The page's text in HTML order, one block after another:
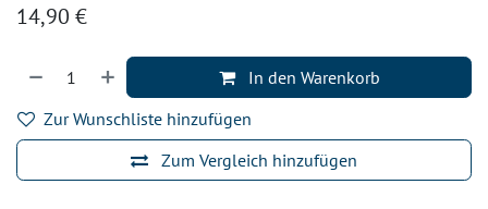
14,90 €
In den Warenkorb
Zum Vergleich hinzufügen
Zur Wunschliste hinzufügen